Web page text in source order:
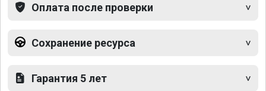
Оплата после проверки
Сохранение ресурса
Гарантия 5 лет